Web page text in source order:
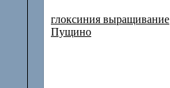
глоксиния выращивание
Пущино